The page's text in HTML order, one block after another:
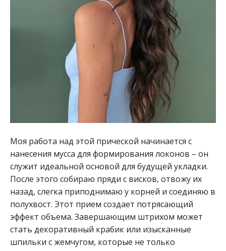
Моя работа над этой прической начинается с
нанесения мусса для формирования локонов – он
служит идеальной основой для будущей укладки.
После этого собираю пряди с висков, отвожу их
назад, слегка приподнимаю у корней и соединяю в
полухвост. Этот прием создает потрясающий
эффект объема. Завершающим штрихом может
стать декоративный крабик или изысканные
шпильки с жемчугом, которые не только